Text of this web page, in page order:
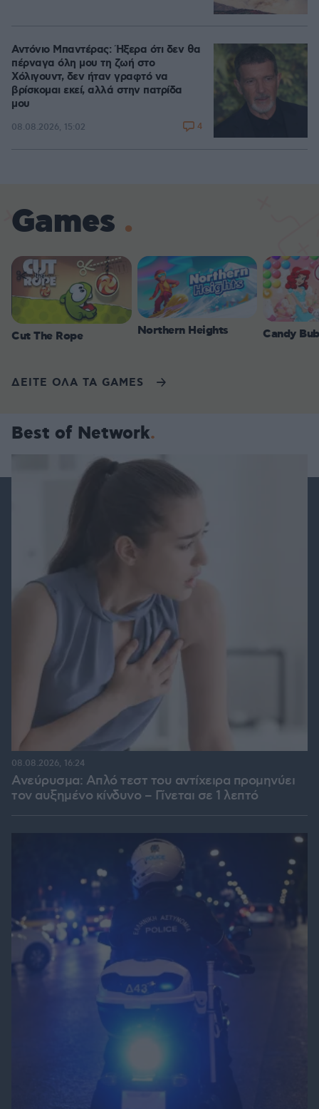
Αντόνιο Μπαντέρας: Ήξερα ότι δεν θα
πέρναγα όλη μου τη ζωή στο
Χόλιγουντ, δεν ήταν γραφτό να
βρίσκομαι εκεί, αλλά στην πατρίδα
μου
08.08.2026, 15:02 4
Games
Cut The Rope Northern Heights Candy
ΔΕΙΤΕ ΟΛΑ ΤΑ GAMES
Best of Network
Ανεύρυσμα: Απλό τεστ του αντίχειρα προμηνύει
τον αυξημένο κίνδυνο – Γίνεται σε 1 λεπτό
08.08.2026, 16:24